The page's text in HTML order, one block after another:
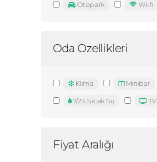
Otopark Wi-fi
Oda Özellikleri
Klima Minibar
7/24 Sıcak Su TV
Fiyat Aralığı